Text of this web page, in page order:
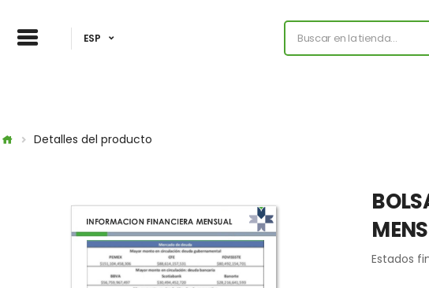
ESP
Detalles del producto
Estados